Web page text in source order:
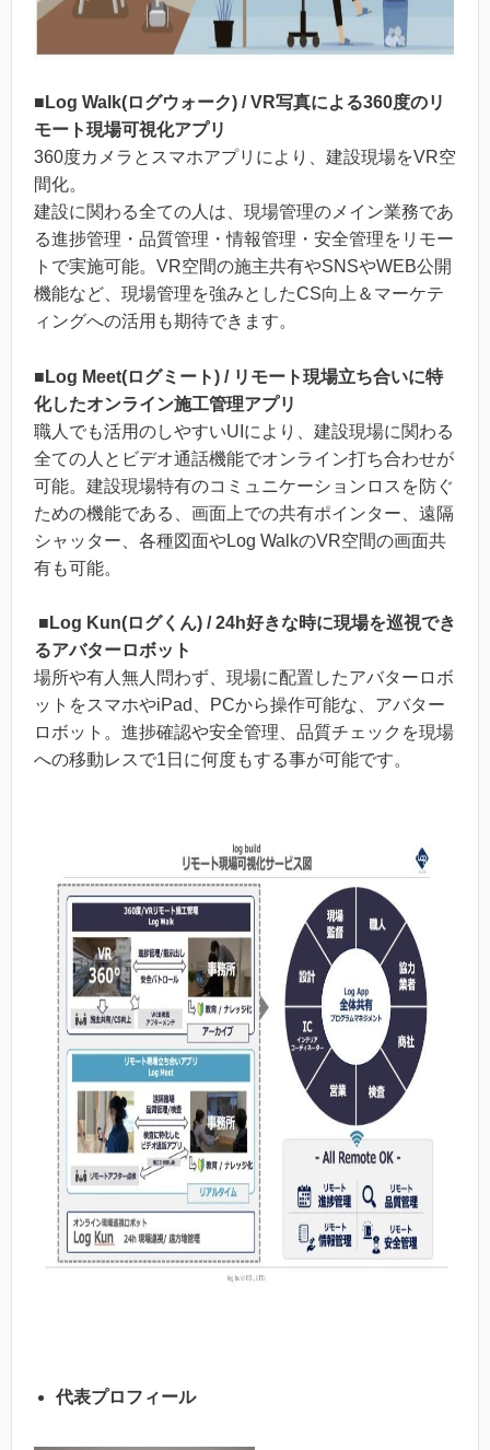
■Log Walk(ログウォーク) / VR写真による360度のリ
モート現場可視化アプリ
360度カメラとスマホアプリにより、建設現場をVR空
間化。
建設に関わる全ての人は、現場管理のメイン業務であ
る進捗管理・品質管理・情報管理・安全管理をリモー
トで実施可能。VR空間の施主共有やSNSやWEB公開
機能など、現場管理を強みとしたCS向上＆マーケテ
ィングへの活用も期待できます。
■Log Meet(ログミート) / リモート現場立ち合いに特
化したオンライン施工管理アプリ
職人でも活用のしやすいUIにより、建設現場に関わる
全ての人とビデオ通話機能でオンライン打ち合わせが
可能。建設現場特有のコミュニケーションロスを防ぐ
ための機能である、画面上での共有ポインター、遠隔
シャッター、各種図面やLog WalkのVR空間の画面共
有も可能。
■Log Kun(ログくん) / 24h好きな時に現場を巡視でき
るアバターロボット
場所や有人無人問わず、現場に配置したアバターロボ
ットをスマホやiPad、PCから操作可能な、アバター
ロボット。進捗確認や安全管理、品質チェックを現場
への移動レスで1日に何度もする事が可能です。
代表プロフィール